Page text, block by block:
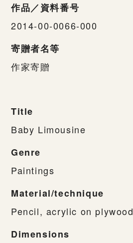
作品／資料番号
2014-00-0066-000
寄贈者名等
作家寄贈
Title
Baby Limousine
Genre
Paintings
Material/technique
Pencil, acrylic on plywood
Dimensions